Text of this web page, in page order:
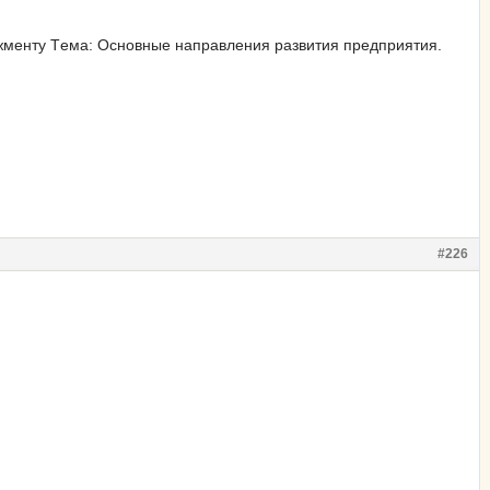
Tема: Основные направления развития предприятия.
#226